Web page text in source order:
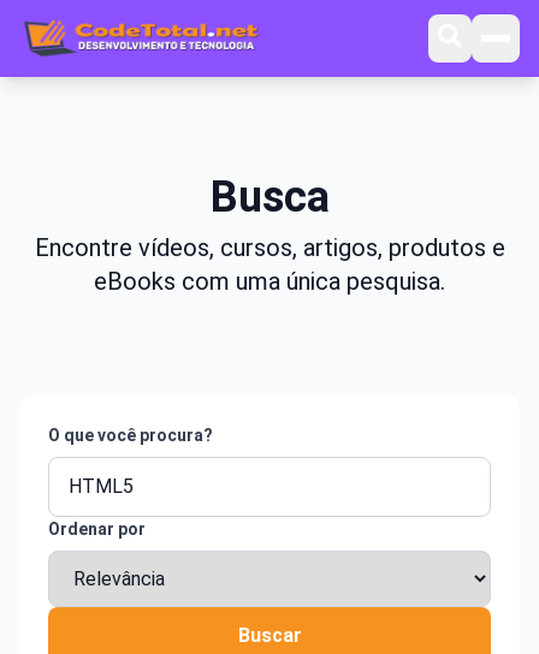
Busca
Encontre vídeos, cursos, artigos, produtos e
eBooks com uma única pesquisa.
O que você procura?
Ordenar por
Buscar